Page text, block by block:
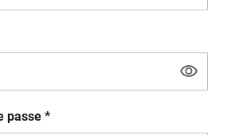
passe *